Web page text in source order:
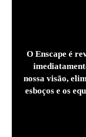
O Enscape é
nossa visão,
esboços e os